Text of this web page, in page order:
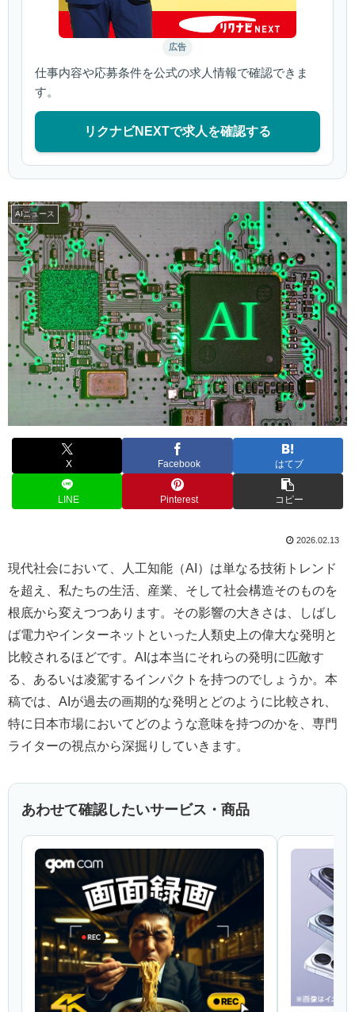
広告
仕事内容や応募条件を公式の求人情報で確認できま
す。
リクナビNEXTで求人を確認する
AIニュース
X Facebook はてブ
LINE Pinterest コピー
2026.02.13
現代社会において、人工知能（AI）は単なる技術トレンド
を超え、私たちの生活、産業、そして社会構造そのものを
根底から変えつつあります。その影響の大きさは、しばし
ば電力やインターネットといった人類史上の偉大な発明と
比較されるほどです。AIは本当にそれらの発明に匹敵す
る、あるいは凌駕するインパクトを持つのでしょうか。本
稿では、AIが過去の画期的な発明とどのように比較され、
特に日本市場においてどのような意味を持つのかを、専門
ライターの視点から深掘りしていきます。
あわせて確認したいサービス・商品